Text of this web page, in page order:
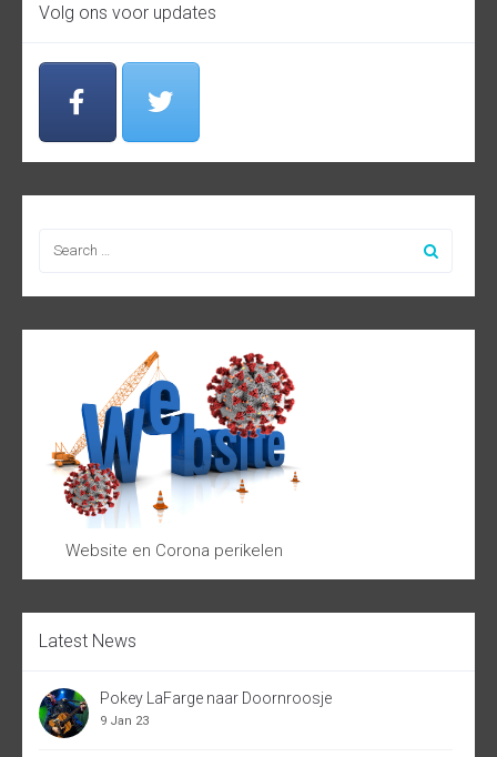
Volg ons voor updates
Website en Corona perikelen
Latest News
Pokey LaFarge naar Doornroosje
9 Jan 23